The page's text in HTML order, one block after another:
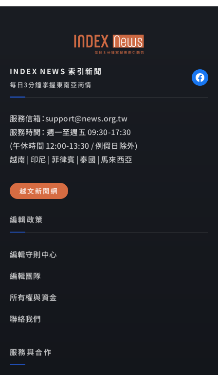
b
l
INDEX NEWS 索引新聞
每日3分鐘掌握東南亞商情
服務信箱：support@news.org.tw
服務時間： 週一至週五 09:30-17:30
(午休時間 12:00-13:30 / 例假日除外)
越南 | 印尼 | 菲律賓 | 泰國 | 馬來西亞
越文新聞網
編輯政策
編輯守則中心
編輯團隊
所有權與資金
聯絡我們
服務與合作